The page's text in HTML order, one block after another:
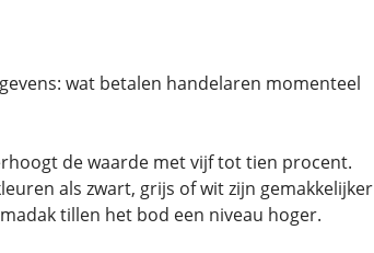
wat betalen handelaren momenteel
de waarde met vijf tot tien procent.
als zwart, grijs of wit zijn gemakkelijker
tillen het bod een niveau hoger.